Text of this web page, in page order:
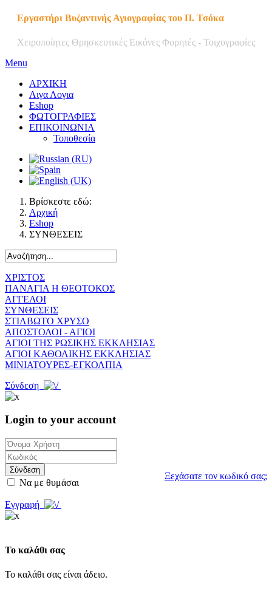
Εργαστήρι Βυζαντινής Αγιογραφίας του Π. Τσόκα
Χειροποίητες Θρησκευτικές Εικόνες Φορητές - Τοιχογραφίες
Menu
ΑΡΧΙΚΗ
Λιγα Λογια
Eshop
ΦΩΤΟΓΡΑΦΙΕΣ
ΕΠΙΚΟΙΝΩΝΙΑ
Τοποθεσία
Βρίσκεστε εδώ:
Αρχική
Eshop
ΣΥΝΘΕΣΕΙΣ
ΧΡΙΣΤΟΣ
ΠΑΝΑΓΙΑ Η ΘΕΟΤΟΚΟΣ
ΑΓΓΕΛΟΙ
ΣΥΝΘΕΣΕΙΣ
ΣΤΙΛΒΩΤΟ ΧΡΥΣΟ
ΑΠΟΣΤΟΛΟΙ - ΑΓΙΟΙ
ΑΓΙΟΙ ΤΗΣ ΡΩΣΙΚΗΣ ΕΚΚΛΗΣΙΑΣ
ΑΓΙΟΙ ΚΑΘΟΛΙΚΗΣ ΕΚΚΛΗΣΙΑΣ
ΜΙΝΙΑΤΟΥΡΕΣ-ΕΓΚΟΛΠΙΑ
Σύνδεση
Login to your account
Σύνδεση
Να με θυμάσαι
Ξεχάσατε τον κωδικό σας;
Εγγραφή
Το καλάθι σας
Το καλάθι σας είναι άδειο.